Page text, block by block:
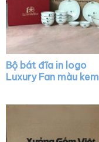
Bộ bát đĩa in logo
Luxury Fan màu kem